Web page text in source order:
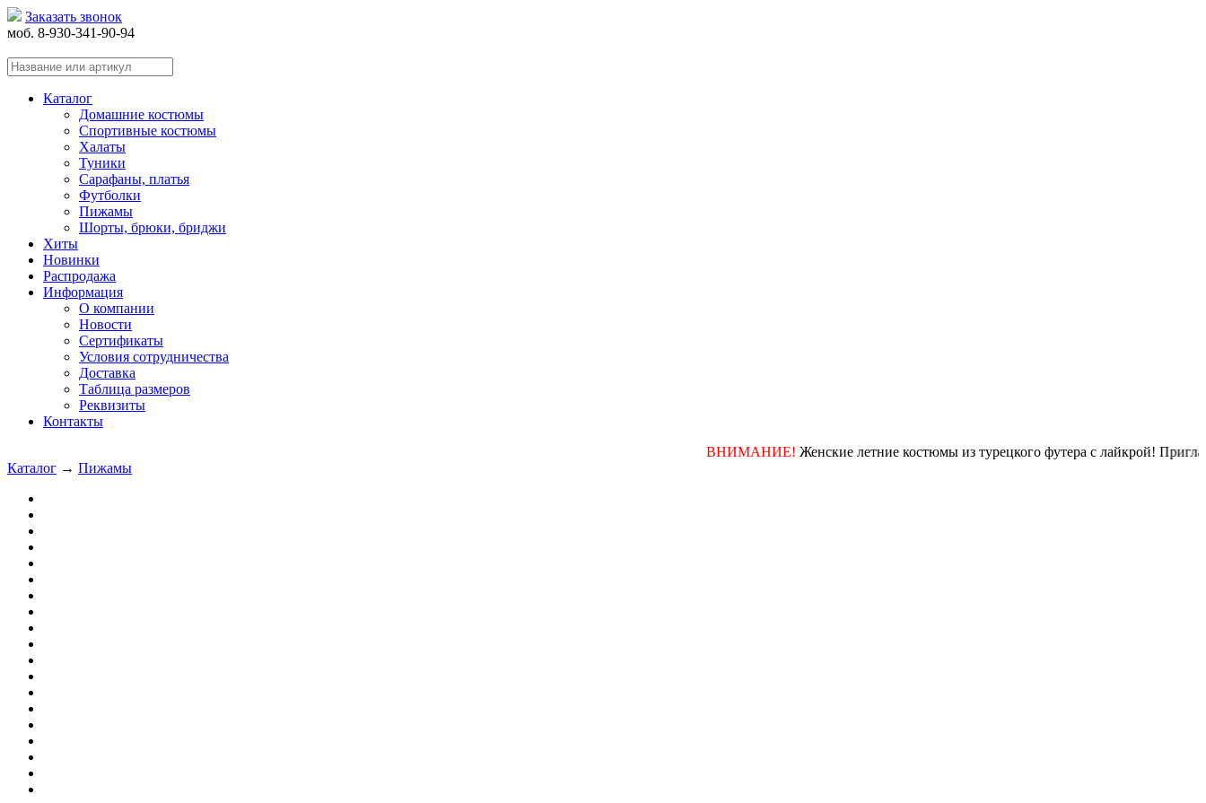
Заказать звонок
моб. 8-930-341-90-94
Каталог
Домашние костюмы
Спортивные костюмы
Халаты
Туники
Сарафаны, платья
Футболки
Пижамы
Шорты, брюки, бриджи
Хиты
Новинки
Распродажа
Информация
О компании
Новости
Сертификаты
Условия сотрудничества
Доставка
Таблица размеров
Реквизиты
Контакты
ВНИМАНИЕ!Женские летние костюмы из турецкого футера с лайкрой!
Каталог → Пижамы